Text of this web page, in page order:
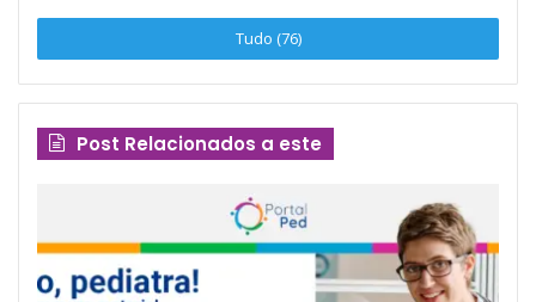
Tudo (76)
Post Relacionados a este